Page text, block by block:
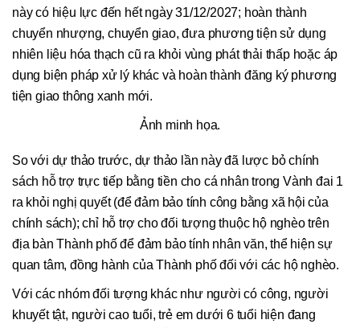
này có hiệu lực đến hết ngày 31/12/2027; hoàn thành
chuyển nhượng, chuyển giao, đưa phương tiện sử dụng
nhiên liệu hóa thạch cũ ra khỏi vùng phát thải thấp hoặc áp
dụng biện pháp xử lý khác và hoàn thành đăng ký phương
tiện giao thông xanh mới.
Ảnh minh họa.
So với dự thảo trước, dự thảo lần này đã lược bỏ chính
sách hỗ trợ trực tiếp bằng tiền cho cá nhân trong Vành đai 1
ra khỏi nghị quyết (để đảm bảo tính công bằng xã hội của
chính sách); chỉ hỗ trợ cho đối tượng thuộc hộ nghèo trên
địa bàn Thành phố để đảm bảo tính nhân văn, thể hiện sự
quan tâm, đồng hành của Thành phố đối với các hộ nghèo.
Với các nhóm đối tượng khác như người có công, người
khuyết tật, người cao tuổi, trẻ em dưới 6 tuổi hiện đang